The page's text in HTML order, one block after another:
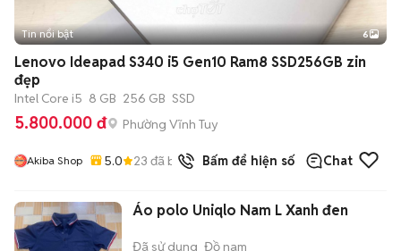
+2
Tin nổi bật 6
Lenovo Ideapad S340 i5 Gen10 Ram8 SSD256GB zin
đẹp
Intel Core i5 8 GB 256 GB SSD
5.800.000 đ Phường Vĩnh Tuy
Akiba Shop 5.0 23 đã bán Bấm để hiện số Chat
Áo polo Uniqlo Nam L Xanh đen
Đã sử dụng Đồ nam